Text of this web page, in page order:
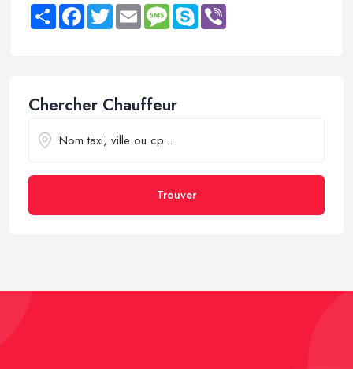
Share FacebookTwitter Email MessageSkype
Chercher Chauffeur
Trouver